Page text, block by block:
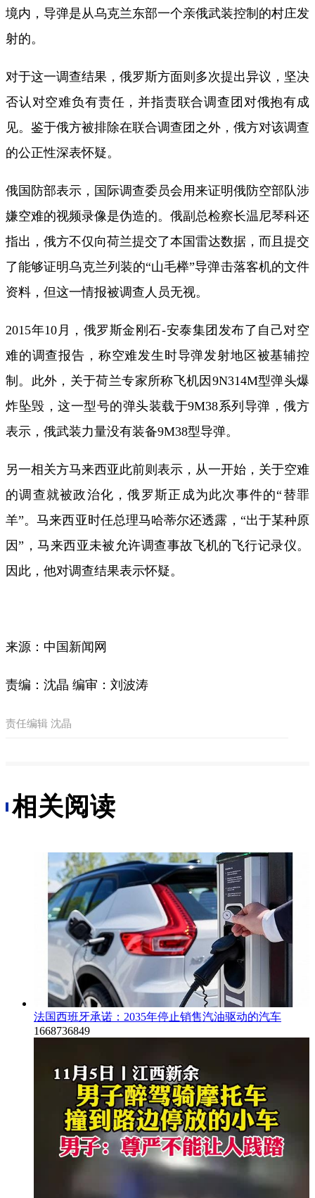
境内，导弹是从乌克兰东部一个亲俄武装控制的村庄发
射的。
对于这一调查结果，俄罗斯方面则多次提出异议，坚决
否认对空难负有责任，并指责联合调查团对俄抱有成
见。鉴于俄方被排除在联合调查团之外，俄方对该调查
的公正性深表怀疑。
俄国防部表示，国际调查委员会用来证明俄防空部队涉
嫌空难的视频录像是伪造的。俄副总检察长温尼琴科还
指出，俄方不仅向荷兰提交了本国雷达数据，而且提交
了能够证明乌克兰列装的“山毛榉”导弹击落客机的文件
资料，但这一情报被调查人员无视。
2015年10月，俄罗斯金刚石-安泰集团发布了自己对空
难的调查报告，称空难发生时导弹发射地区被基辅控
制。此外，关于荷兰专家所称飞机因9N314M型弹头爆
炸坠毁，这一型号的弹头装载于9M38系列导弹，俄方
表示，俄武装力量没有装备9M38型导弹。
另一相关方马来西亚此前则表示，从一开始，关于空难
的调查就被政治化，俄罗斯正成为此次事件的“替罪
羊”。马来西亚时任总理马哈蒂尔还透露，“出于某种原
因”，马来西亚未被允许调查事故飞机的飞行记录仪。
因此，他对调查结果表示怀疑。
来源：中国新闻网
责编：沈晶 编审：刘波涛
责任编辑 沈晶
相关阅读
法国西班牙承诺：2035年停止销售汽油驱动的汽车
1668736849